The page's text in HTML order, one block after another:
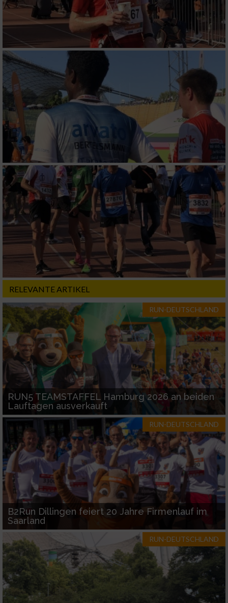
RELEVANTE ARTIKEL
RUN-DEUTSCHLAND
RUN5 TEAMSTAFFEL Hamburg 2026 an beiden
Lauftagen ausverkauft
RUN-DEUTSCHLAND
B2Run Dillingen feiert 20 Jahre Firmenlauf im
Saarland
RUN-DEUTSCHLAND
Notwendig
Performance
Funktional
Werbung